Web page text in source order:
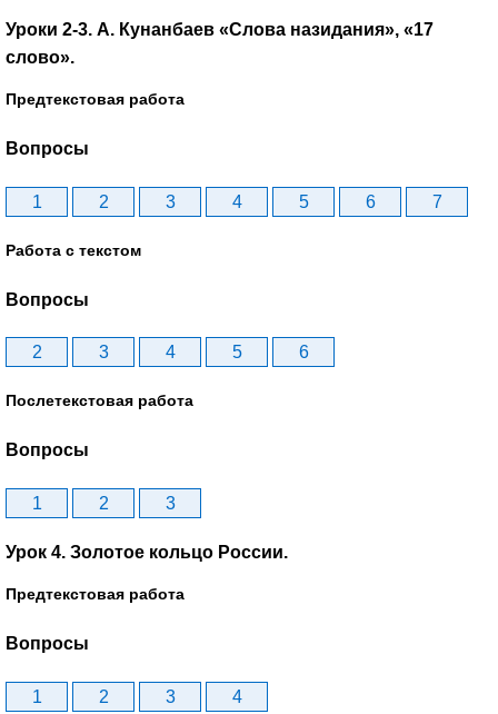
Уроки 2-3. A. Кунанбаев «Слова назидания», «17
слово».
Предтекстовая работа
Вопросы
1 2 3 4 5 6 7
Работа с текстом
Вопросы
2 3 4 5 6
Послетекстовая работа
Вопросы
1 2 3
Урок 4. Золотое кольцо России.
Предтекстовая работа
Вопросы
1 2 3 4